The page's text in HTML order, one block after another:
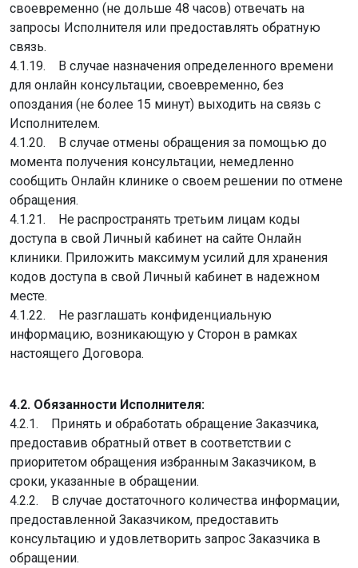
своевременно (не дольше 48 часов) отвечать на
запросы Исполнителя или предоставлять обратную
связь.
4.1.19. В случае назначения определенного времени
для онлайн консультации, своевременно, без
опоздания (не более 15 минут) выходить на связь с
Исполнителем.
4.1.20. В случае отмены обращения за помощью до
момента получения консультации, немедленно
сообщить Онлайн клинике о своем решении по отмене
обращения.
4.1.21. Не распространять третьим лицам коды
доступа в свой Личный кабинет на сайте Онлайн
клиники. Приложить максимум усилий для хранения
кодов доступа в свой Личный кабинет в надежном
месте.
4.1.22. Не разглашать конфиденциальную
информацию, возникающую у Сторон в рамках
настоящего Договора.
4.2. Обязанности Исполнителя:
4.2.1. Принять и обработать обращение Заказчика,
предоставив обратный ответ в соответствии с
приоритетом обращения избранным Заказчиком, в
сроки, указанные в обращении.
4.2.2. В случае достаточного количества информации,
предоставленной Заказчиком, предоставить
консультацию и удовлетворить запрос Заказчика в
обращении.